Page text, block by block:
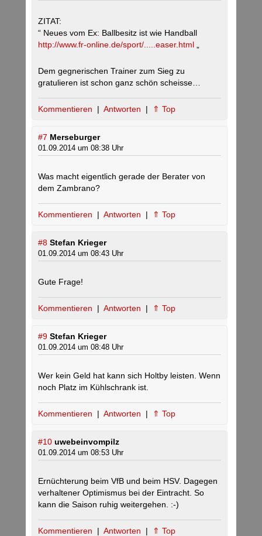
ZITAT:
“ Neues vom Ex: Ballbesitz ist wie Handball
http://www.fr-online.de/sport/.....easer.html
Dem gegnerischen Trainer zum Sieg zu
gratulieren ist schon ganz schön scheisse…
Kommentieren | Antworten | ⇑ Top
#7 Merseburger
01.09.2014 um 08:38 Uhr
Was macht eigentlich gerade der Berater von
dem Zambrano?
Kommentieren | Antworten | ⇑ Top
#8 Stefan Krieger
01.09.2014 um 08:43 Uhr
Gute Frage!
Kommentieren | Antworten | ⇑ Top
#9 Stefan Krieger
01.09.2014 um 08:48 Uhr
Wer kein Geld hat kann sich Holtby leisten. Wenn
noch Platz im Kühlschrank ist.
Kommentieren | Antworten | ⇑ Top
#10 uwebeinvompilz
01.09.2014 um 08:53 Uhr
Ernüchterung beim VfB und beim HSV. Dagegen
verhaltener Optimismus bei der Eintracht. So
kann die Saison ruhig weitergehen. :-)
Kommentieren | Antworten | ⇑ Top